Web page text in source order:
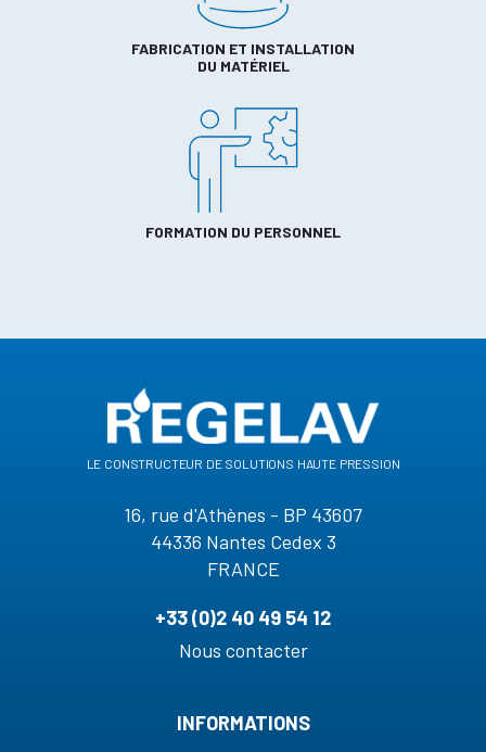
FABRICATION ET INSTALLATION
DU MATÉRIEL
FORMATION DU PERSONNEL
le constructeur de solutions haute pression
16, rue d'Athènes - BP 43607
44336 Nantes Cedex 3
FRANCE
+33 (0)2 40 49 54 12
Nous contacter
INFORMATIONS